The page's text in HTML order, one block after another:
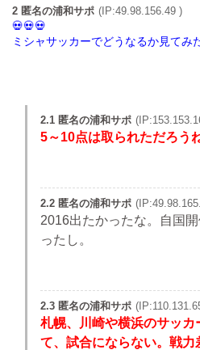
2 匿名の浦和サポ (IP:49.98.156.49 )
ミシャサッカーでどうなるか見てみ
2.1 匿名の浦和サポ
5～10点は取られただろう
2.2 匿名の浦和サポ
2016出たかったな。自国
ったし。
2.3 匿名の浦和サポ
札幌、川崎や横浜のサッカ
て、試合にならない。戦